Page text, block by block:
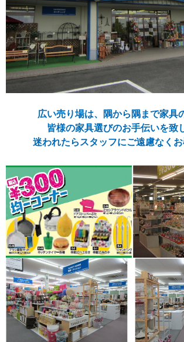
広い売り場は、隅から隅まで家具
皆様の家具選びのお手伝いを致
迷われたらスタッフにご遠慮なく